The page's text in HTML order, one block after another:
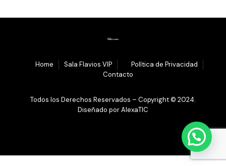
Home Sala Flavios VIP
Política de Privacidad
Contacto
Todos los Derechos Reservados – Copyright © 2024.
Diseñado porAlexaTIC